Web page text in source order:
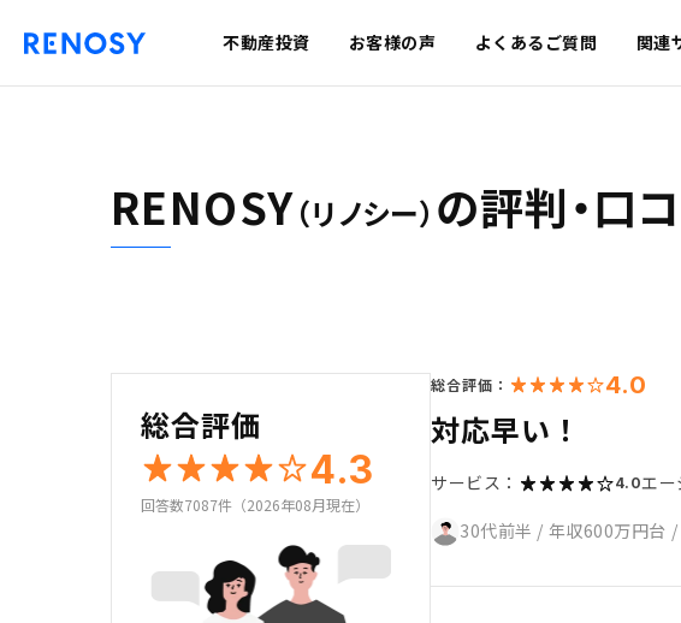
不動産投資 お客様の声 よくあるご質問 関連
RENOSY（リノシー） の評判・口
総合評価
4.3
回答数7087件（2026年08月現在）
総合評価： 4.0
対応早い！
サービス： 4.0エー
30代前半 / 年収600万円台 /